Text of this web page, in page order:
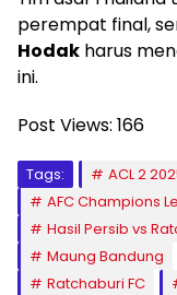
perempat final,
Hodak harus
ini.
Post Views: 166
Tags:
ACL 2
AFC Champions
Hasil Persib vs
Maung Bandung
Ratchaburi FC